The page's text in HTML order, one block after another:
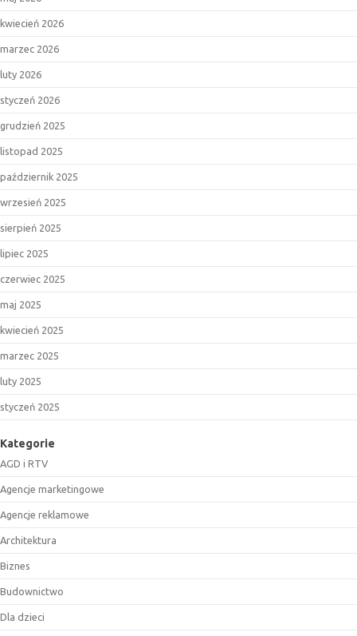
kwiecień 2026
marzec 2026
luty 2026
styczeń 2026
grudzień 2025
listopad 2025
październik 2025
wrzesień 2025
sierpień 2025
lipiec 2025
czerwiec 2025
maj 2025
kwiecień 2025
marzec 2025
luty 2025
styczeń 2025
Kategorie
AGD i RTV
Agencje marketingowe
Agencje reklamowe
Architektura
Biznes
Budownictwo
Dla dzieci